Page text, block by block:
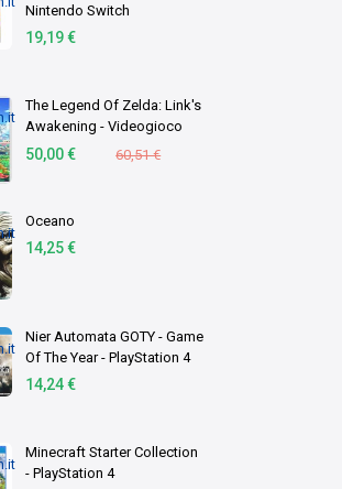
Nintendo Switch
19,19 €
The Legend Of Zelda: Link's
Awakening - Videogioco
Nintendo - Ed. Italiana -
50,00 € 60,51 €
Oceano
14,25 €
Nier Automata GOTY - Game
Of The Year - PlayStation 4
14,24 €
Minecraft Starter Collection
- PlayStation 4